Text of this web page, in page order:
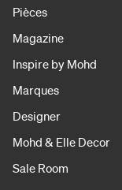
Pièces
Magazine
Inspire by Mohd
Marques
Designer
Mohd & Elle Decor
Sale Room